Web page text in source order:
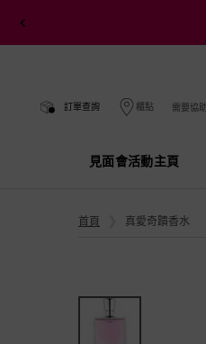
訂單查詢 櫃點 需要協助
見面會活動主頁
首頁 真愛奇蹟香水